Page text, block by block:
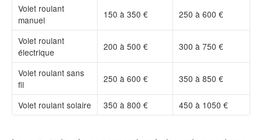
Volet roulant
manuel
150 à 350 € 250 à 600 €
Volet roulant
électrique
200 à 500 € 300 à 750 €
Volet roulant sans
fil
250 à 600 € 350 à 850 €
Volet roulant solaire 350 à 800 € 450 à 1050 €